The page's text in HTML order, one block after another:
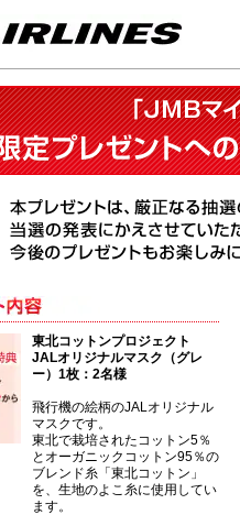
東北コットンプロジェクト
JALオリジナルマスク（グレ
ー）1枚：2名様
飛行機の絵柄のJALオリジナル
マスクです。
東北で栽培されたコットン5％
とオーガニックコットン95％の
ブレンド糸「東北コットン」
を、生地のよこ糸に使用してい
ます。